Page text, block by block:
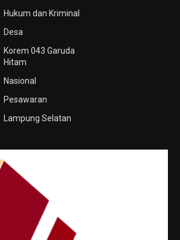
Hukum dan Kriminal
Desa
Korem 043 Garuda
Hitam
Nasional
Pesawaran
Lampung Selatan